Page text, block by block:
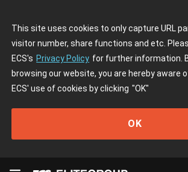
This site uses cookies to only capture URL
visitor number, share functions and etc.
ECS's Privacy Policy for further information.
browsing our website, you are hereby aware
ECS' use of cookies by clicking "OK"
OK